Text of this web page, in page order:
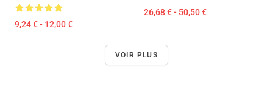
9,24 € - 12,00 €
26,68 € - 50,50 €
VOIR PLUS